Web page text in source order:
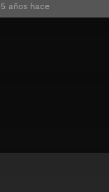
5 años hace